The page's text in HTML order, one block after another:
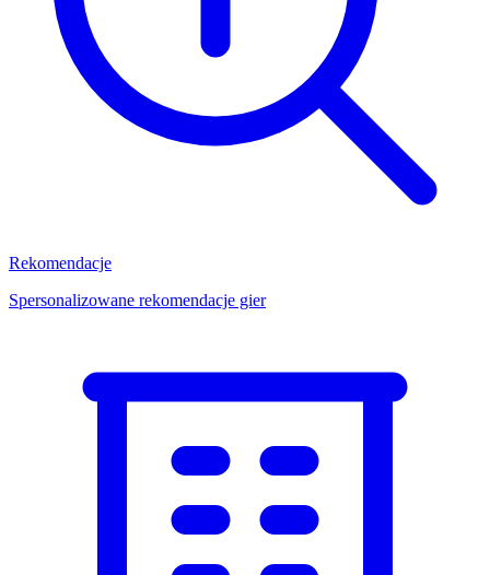
Rekomendacje
Spersonalizowane rekomendacje gier